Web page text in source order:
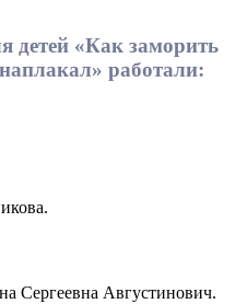
детей «Как заморить
работали:
Сергеевна Августинович.